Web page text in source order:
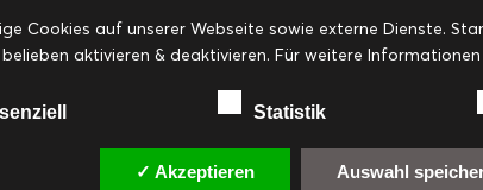
Cookies auf unserer Webseite sowie externe Dienste.
aktivieren & deaktivieren. Für weitere
Statistik
✓ Akzeptieren Auswahl